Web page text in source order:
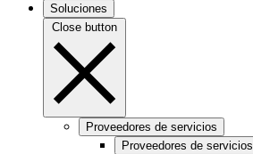
Soluciones
Close button
Proveedores de servicios
Proveedores de servicios